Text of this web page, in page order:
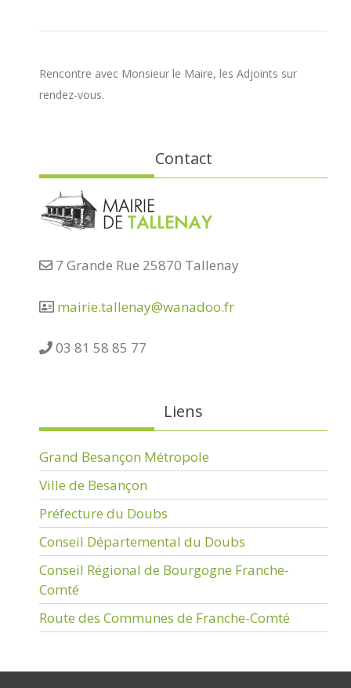
Rencontre avec Monsieur le Maire, les Adjoints sur
rendez-vous.
Contact
7 Grande Rue 25870 Tallenay
mairie.tallenay@wanadoo.fr
03 81 58 85 77
Liens
Grand Besançon Métropole
Ville de Besançon
Préfecture du Doubs
Conseil Départemental du Doubs
Conseil Régional de Bourgogne Franche-
Comté
Route des Communes de Franche-Comté